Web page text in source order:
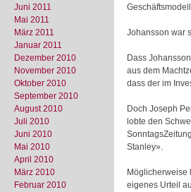
Juni 2011
Mai 2011
März 2011
Januar 2011
Dezember 2010
November 2010
Oktober 2010
September 2010
August 2010
Juli 2010
Juni 2010
Mai 2010
April 2010
März 2010
Februar 2010
Johansson war
Dass
aus dem
dass der im
Doch Joseph
lobte den
Stanley».
Möglicherweise
eigenes Urteil